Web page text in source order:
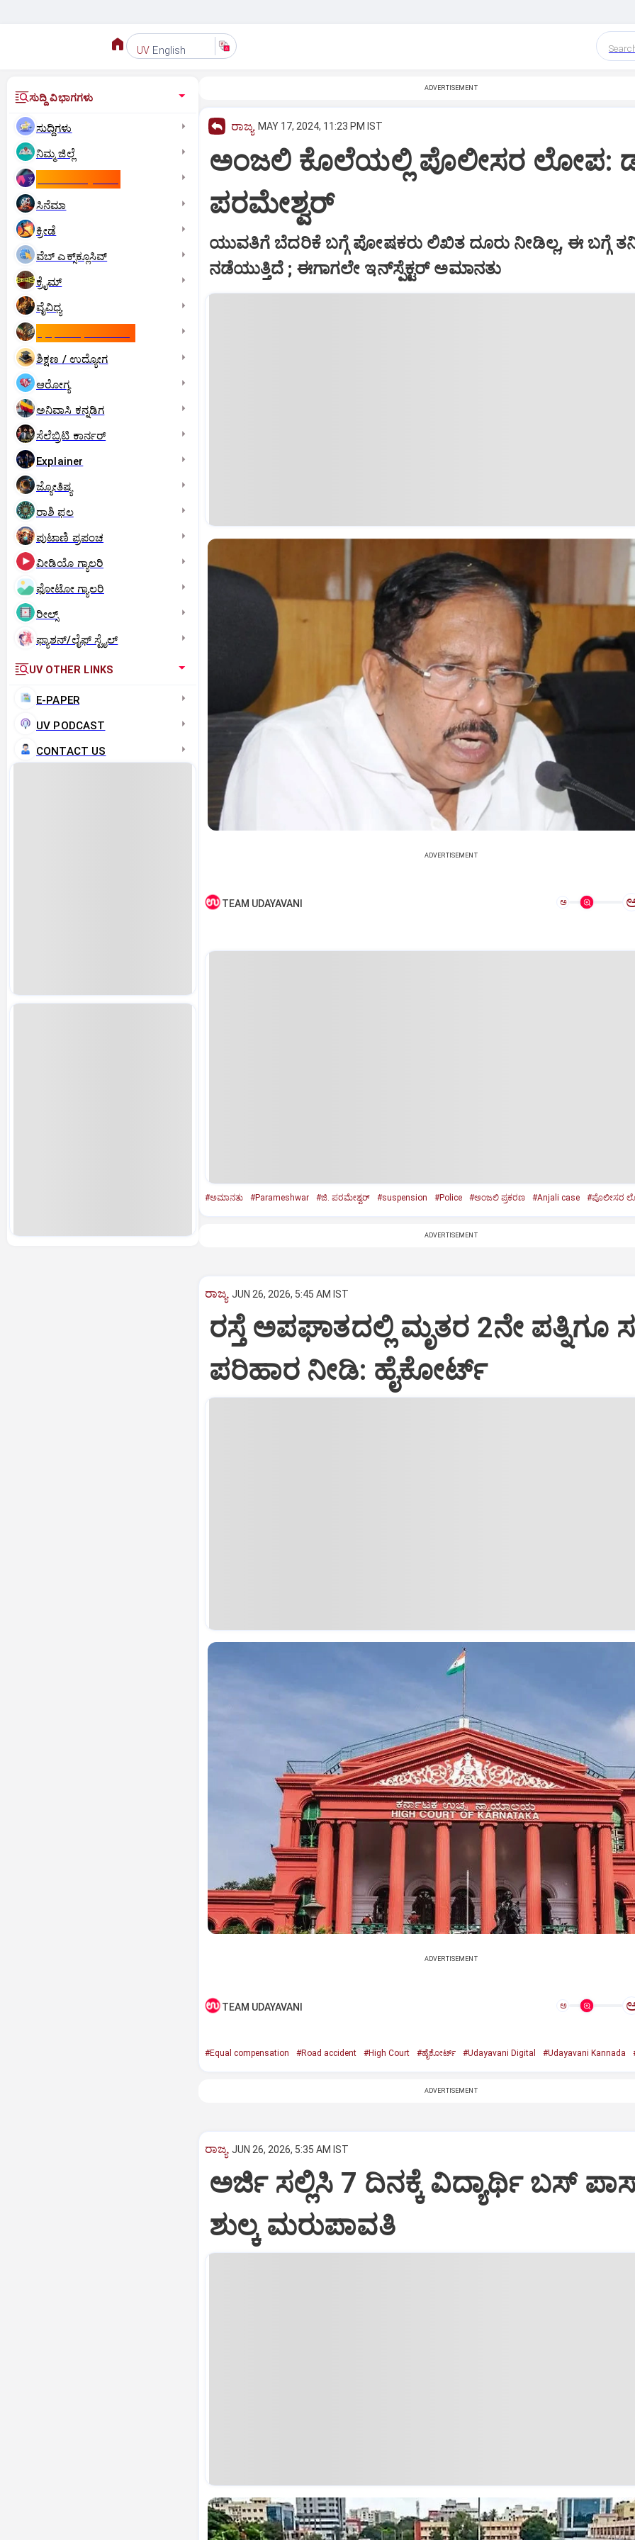
UV English
ಸುದ್ದಿ ವಿಭಾಗಗಳು
ಸುದ್ದಿಗಳು
ನಿಮ್ಮ ಜಿಲ್ಲೆ
ಸಿನೆಮಾ
ಕ್ರೀಡೆ
ವೆಬ್ ಎಕ್ಸ್‌ಕ್ಲೂಸಿವ್
ಕ್ರೈಮ್
ವೈವಿಧ್ಯ
ಶಿಕ್ಷಣ / ಉದ್ಯೋಗ
ಆರೋಗ್ಯ
ಅನಿವಾಸಿ ಕನ್ನಡಿಗ
ಸೆಲೆಬ್ರಿಟಿ ಕಾರ್ನರ್‌
Explainer
ಜ್ಯೋತಿಷ್ಯ
ರಾಶಿ ಫಲ
ಪುಟಾಣಿ ಪ್ರಪಂಚ
ವೀಡಿಯೊ ಗ್ಯಾಲರಿ
ಫೋಟೋ ಗ್ಯಾಲರಿ
ರೀಲ್ಸ್
ಫ್ಯಾಶನ್/ಲೈಫ್‌ ಸ್ಟೈಲ್
UV OTHER LINKS
E-PAPER
UV PODCAST
CONTACT US
ADVERTISEMENT
ರಾಜ್ಯ MAY 17, 2024, 11:23 PM IST
ಅಂಜಲಿ ಕೊಲೆಯಲ್ಲಿ ಪೊಲೀಸರ ಲೋಪ:
ಪರಮೇಶ್ವರ್‌
ಯುವತಿಗೆ ಬೆದರಿಕೆ ಬಗ್ಗೆ ಪೋಷಕರು ಲಿಖಿತ ದೂರು ನೀಡಿಲ್ಲ, ಈ ಬಗ್ಗೆ
ನಡೆಯುತ್ತಿದೆ ; ಈಗಾಗಲೇ ಇನ್‌ಸ್ಪೆಕ್ಟರ್‌ ಅಮಾನತು
ADVERTISEMENT
TEAM UDAYAVANI ಅ
#ಅಮಾನತು #Parameshwar #ಜಿ. ಪರಮೇಶ್ವರ್‌ #suspension #Police #ಅಂಜಲಿ ಪ್ರಕರಣ #Anjali case #ಪೊಲೀಸರ
ADVERTISEMENT
ರಾಜ್ಯ JUN 26, 2026, 5:45 AM IST
ರಸ್ತೆ ಅಪಘಾತದಲ್ಲಿ ಮೃತರ 2ನೇ ಪತ್ನಿಗೂ
ಪರಿಹಾರ ನೀಡಿ: ಹೈಕೋರ್ಟ್
ADVERTISEMENT
TEAM UDAYAVANI ಅ
#Equal compensation #Road accident #High Court #ಹೈಕೋರ್ಟ್ #Udayavani Digital #Udayavani Kannada
ADVERTISEMENT
ರಾಜ್ಯ JUN 26, 2026, 5:35 AM IST
ಅರ್ಜಿ ಸಲ್ಲಿಸಿ 7 ದಿನಕ್ಕೆ ವಿದ್ಯಾರ್ಥಿ ಬಸ್
ಶುಲ್ಕ ಮರುಪಾವತಿ